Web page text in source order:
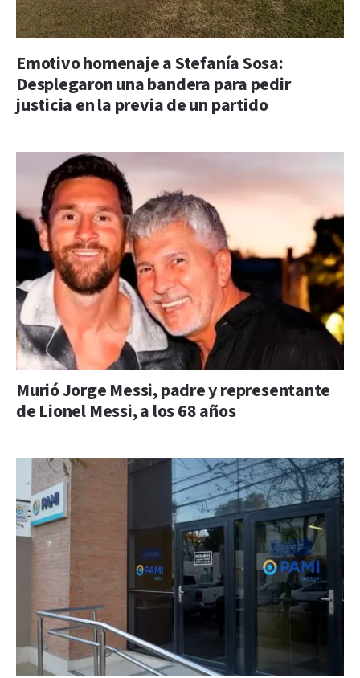
Emotivo homenaje a Stefanía Sosa:
Desplegaron una bandera para pedir
justicia en la previa de un partido
Murió Jorge Messi, padre y representante
de Lionel Messi, a los 68 años